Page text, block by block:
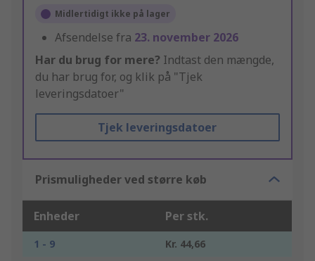
Midlertidigt ikke på lager
Afsendelse fra 23. november 2026
Har du brug for mere? Indtast den mængde,
du har brug for, og klik på "Tjek
leveringsdatoer"
Tjek leveringsdatoer
Prismuligheder ved større køb
Enheder Per stk.
1 - 9
Kr. 44,66